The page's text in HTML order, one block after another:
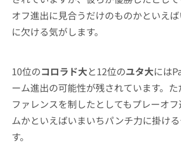
オフ進出に見合うだけのものかといえ
に欠ける気がします。
10位のコロラド大と12位のユタ大には
ーム進出の可能性が残されています。
ファレンスを制したとしてもプレーオ
ムかといえばいまいちパンチ力に掛け
す。